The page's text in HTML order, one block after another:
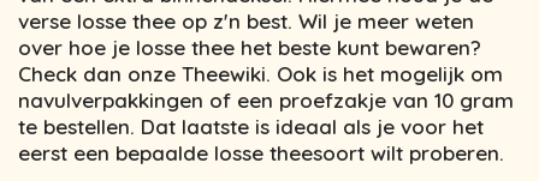
verse losse thee op z'n best. Wil je meer weten
over hoe je losse thee het beste kunt bewaren?
Check dan onze Theewiki. Ook is het mogelijk om
navulverpakkingen of een proefzakje van 10 gram
te bestellen. Dat laatste is ideaal als je voor het
eerst een bepaalde losse theesoort wilt proberen.